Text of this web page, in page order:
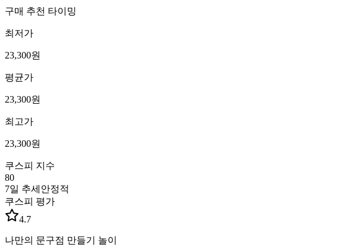
구매 추천 타이밍
최저가
23,300원
평균가
23,300원
최고가
23,300원
쿠스피 지수
80
7일 추세 안정적
쿠스피 평가
4.7
나만의 문구점 만들기 놀이